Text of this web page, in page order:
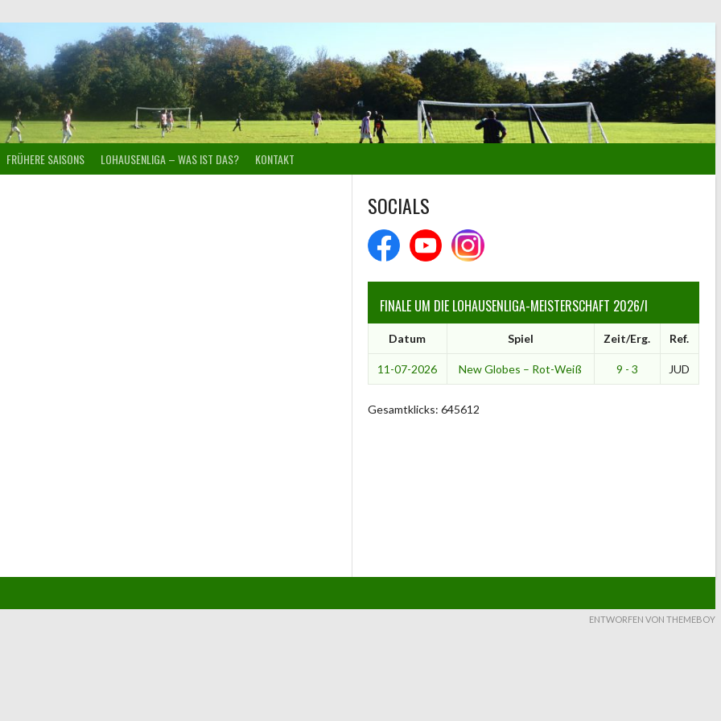
FRÜHERE SAISONS LOHAUSENLIGA – WAS IST DAS? KONTAKT
SOCIALS
FINALE UM DIE LOHAUSENLIGA-MEISTERSCHAFT 2026/I
Datum Spiel Zeit/Erg. Ref.
11-07-2026 New Globes – Rot-Weiß 9 - 3 JUD
Gesamtklicks: 645612
ENTWORFEN VON THEMEBOY